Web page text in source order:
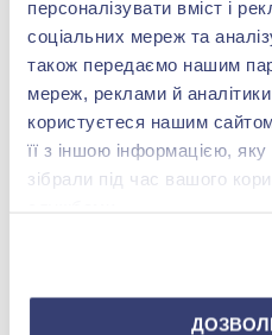
персоналізувати вміст і
соціальних мереж та
також передаємо нашим
мереж, реклами й
користуєтеся нашим
її з іншою інформацією,
зібрали під час вашого